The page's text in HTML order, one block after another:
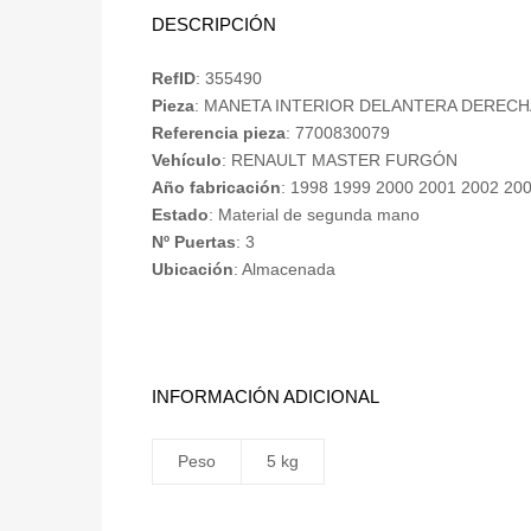
DESCRIPCIÓN
RefID: 355490
Pieza: MANETA INTERIOR DELANTERA
Referencia pieza: 7700830079
Vehículo: RENAULT MASTER FURGÓN
Año fabricación: 1998 1999 2000 2001 2002
Estado: Material de segunda mano
Nº Puertas: 3
Ubicación: Almacenada
INFORMACIÓN ADICIONAL
Peso 5 kg